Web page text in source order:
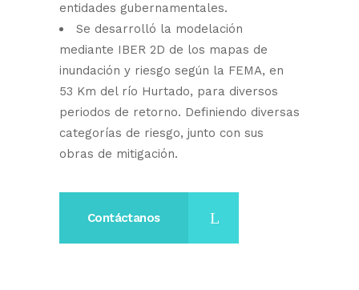
entidades gubernamentales.
Se desarrolló la modelación
mediante IBER 2D de los mapas de
inundación y riesgo según la FEMA, en
53 Km del río Hurtado, para diversos
periodos de retorno. Definiendo diversas
categorías de riesgo, junto con sus
obras de mitigación.
Contáctanos